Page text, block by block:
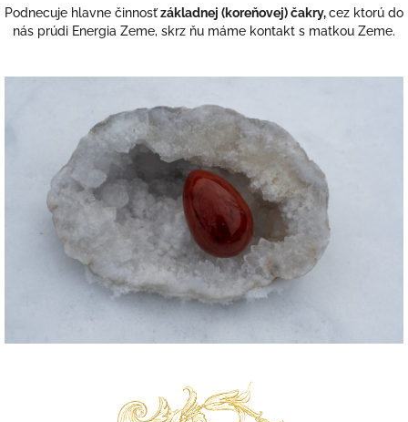
Podnecuje hlavne činnosťzákladnej (koreňovej) čakry,cez ktorú do
nás prúdi Energia Zeme, skrz ňu máme kontakt s matkou Zeme.